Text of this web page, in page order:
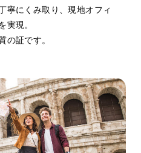
寧にくみ取り、現地オフィ
実現。
の証です。